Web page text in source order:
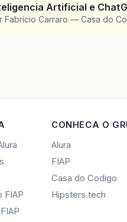
Artificial e
Fabricio Carraro — Casa do
FIAP
CONHECA O
Alura
FIAP
Casa do Codigo
Hipsters.tech